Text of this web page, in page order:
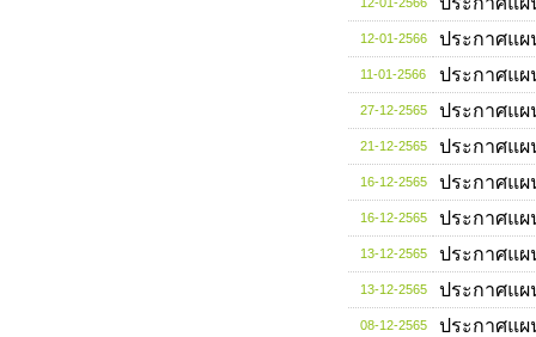
12-01-2566 ประกาศแผ
11-01-2566 ประกาศแผ
27-12-2565 ประกาศแผ
21-12-2565 ประกาศแผ
16-12-2565 ประกาศแผ
16-12-2565 ประกาศแผ
13-12-2565 ประกาศแผ
13-12-2565 ประกาศแผ
08-12-2565 ประกาศแผ